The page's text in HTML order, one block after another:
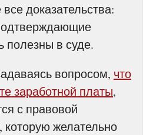
доказательства:
полезны в суде.
вопросом, что
заработной платы,
с правовой
желательно